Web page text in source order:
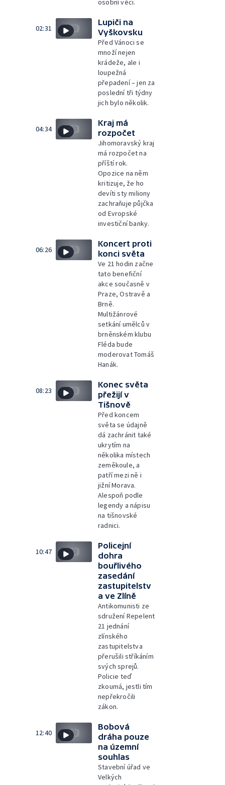
osobní věci.
02:31
Lupiči na
Vyškovsku
Před Vánoci se
množí nejen
krádeže, ale i
loupežná
přepadení – jen za
poslední tři týdny
jich bylo několik.
04:34
Kraj má
rozpočet
Jihomoravský kraj
má rozpočet na
příští rok.
Opozice na něm
kritizuje, že ho
devíti sty miliony
zachraňuje půjčka
od Evropské
investiční banky.
06:26
Koncert proti
konci světa
Ve 21 hodin začne
tato benefiční
akce současně v
Praze, Ostravě a
Brně.
Multižánrové
setkání umělců v
brněnském klubu
Fléda bude
moderovat Tomáš
Hanák.
08:23
Konec světa
přežijí v
Tišnově
Před koncem
světa se údajně
dá zachránit také
ukrytím na
několika místech
zeměkoule, a
patří mezi ně i
jižní Morava.
Alespoň podle
legendy a nápisu
na tišnovské
radnici.
10:47
Policejní
dohra
bouřlivého
zasedání
zastupitelstv
a ve Zlíně
Antikomunisti ze
sdružení Repelent
21 jednání
zlínského
zastupitelstva
přerušili stříkáním
svých sprejů.
Policie teď
zkoumá, jestli tím
nepřekročili
zákon.
12:40
Bobová
dráha pouze
na územní
souhlas
Stavební úřad ve
Velkých